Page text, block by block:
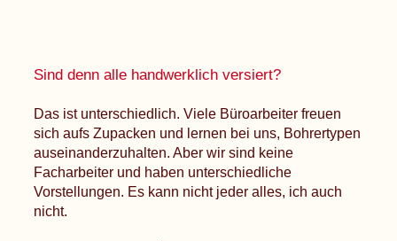
Sind denn alle handwerklich versiert?
Das ist unterschiedlich. Viele Büroarbeiter freuen
sich aufs Zupacken und lernen bei uns, Bohrertypen
auseinanderzuhalten. Aber wir sind keine
Facharbeiter und haben unterschiedliche
Vorstellungen. Es kann nicht jeder alles, ich auch
nicht.